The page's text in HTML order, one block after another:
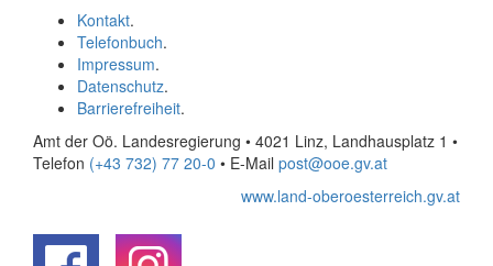
Kontakt.
Telefonbuch.
Impressum.
Datenschutz.
Barrierefreiheit.
Amt der Oö. Landesregierung • 4021 Linz, Landhausplatz 1 •
Telefon (+43 732) 77 20-0 • E-Mail post@ooe.gv.at
www.land-oberoesterreich.gv.at